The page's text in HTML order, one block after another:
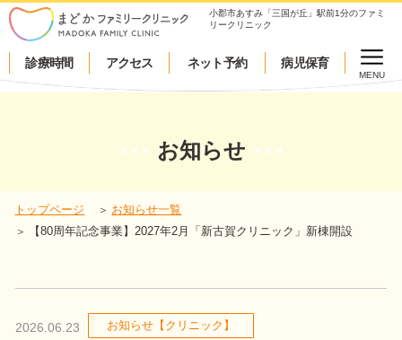
小郡市あすみ「三国が丘」駅前1分のファミ
リークリニック
診療時間 アクセス ネット予約 病児保育
MENU
top.php"}>
お知らせ
トップページ
お知らせ一覧
【80周年記念事業】2027年2月「新古賀クリニック」新棟開設
2026.06.23 お知らせ【クリニック】